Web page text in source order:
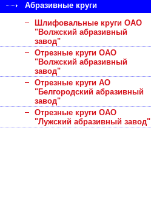
Абразивные круги
Шлифовальные круги ОАО
"Волжский абразивный
завод"
Отрезные круги ОАО
"Волжский абразивный
завод"
Отрезные круги АО
"Белгородский абразивный
завод"
Отрезные круги ОАО
"Лужский абразивный завод"